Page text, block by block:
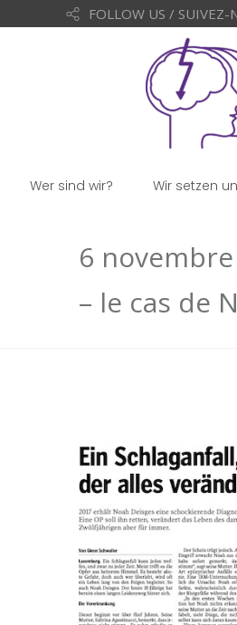
FOLLOW US / SUIVEZ-
Wer sind wir? Wir setzen
6
– le cas de